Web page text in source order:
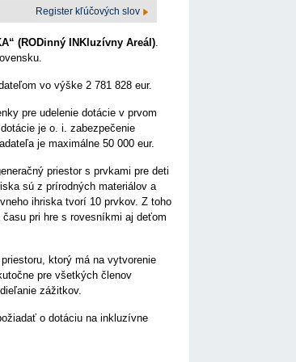
Register kľúčových slov
(RODinný INKluzívny Areál).
vo výške 2 781 828 eur.
pre udelenie dotácie v prvom
je o. i. zabezpečenie
je maximálne 50 000 eur.
priestor s prvkami pre deti
sú z prírodných materiálov a
ihriska tvorí 10 prvkov. Z toho
pri hre s rovesníkmi aj deťom
ktorý má na vytvorenie
pre všetkých členov
zážitkov.
o dotáciu na inkluzívne